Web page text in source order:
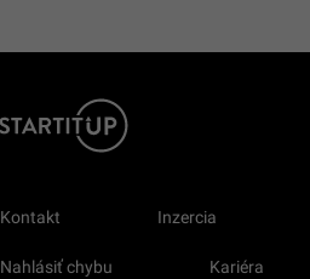
Kontakt Inzercia
Nahlásiť chybu Kariéra